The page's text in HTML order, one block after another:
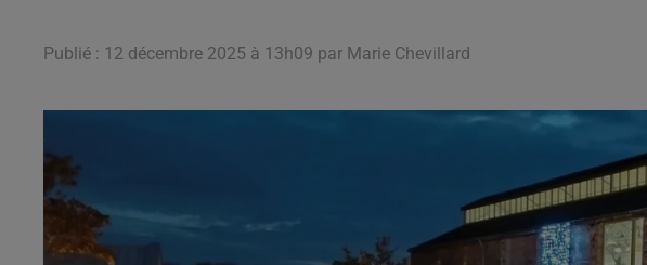
Publié : 12 décembre 2025 à 13h09 par Marie Chevillard